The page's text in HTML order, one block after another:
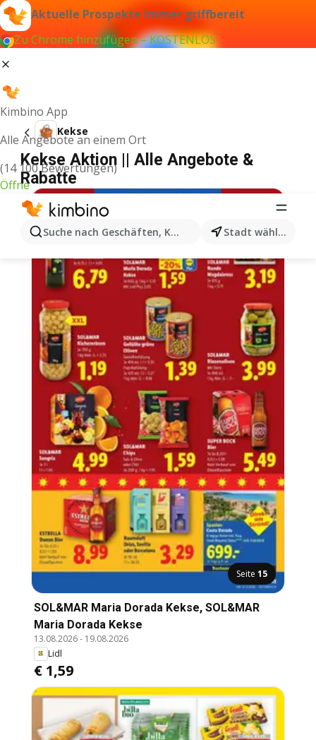
Aktuelle Prospekte immer griffbereit
Zu Chrome hinzufügen – KOSTENLOS
Kimbino App
Alle Angebote an einem Ort
(14 100 Bewertungen)
Öffne
Suche nach Geschäften, Kategorien, Produkten...
Stadt wählen
Kekse
Kekse Aktion || Alle Angebote &
Rabatte
Seite 15
SOL&MAR Maria Dorada Kekse, SOL&MAR
Maria Dorada Kekse
13.08.2026- 19.08.2026
Lidl
€ 1,59